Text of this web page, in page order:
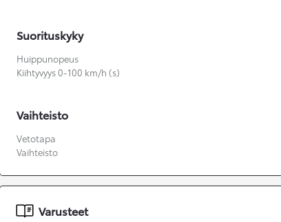
Suorituskyky
Huippunopeus
Kiihtyvyys 0-100 km/h (s)
Vaihteisto
Vetotapa
Vaihteisto
Varusteet